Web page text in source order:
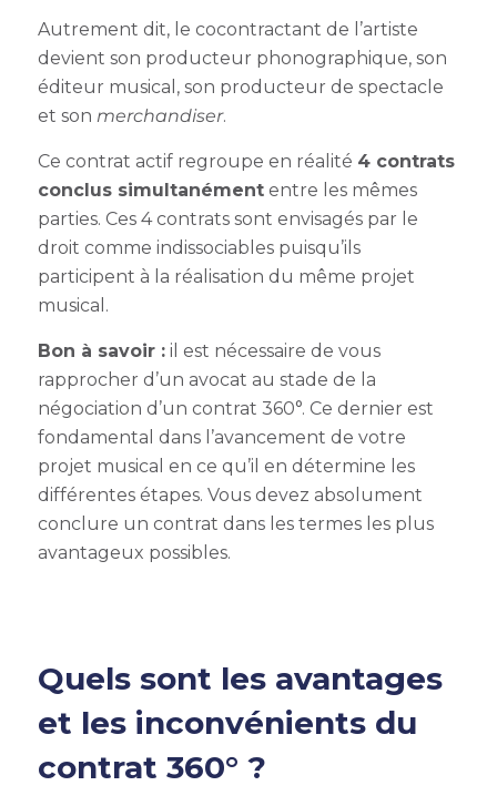
Autrement dit, le cocontractant de l’artiste
devient son producteur phonographique, son
éditeur musical, son producteur de spectacle
et son merchandiser.
Ce contrat actif regroupe en réalité 4 contrats
conclus simultanémententre les mêmes
parties. Ces 4 contrats sont envisagés par le
droit comme indissociables puisqu’ils
participent à la réalisation du même projet
musical.
Bon à savoir:il est nécessaire de vous
rapprocher d’un avocat au stade de la
négociation d’un contrat 360°. Ce dernier est
fondamental dans l’avancement de votre
projet musical en ce qu’il en détermine les
différentes étapes. Vous devez absolument
conclure un contrat dans les termes les plus
avantageux possibles.
Quels sont les avantages
et les inconvénients du
contrat 360° ?